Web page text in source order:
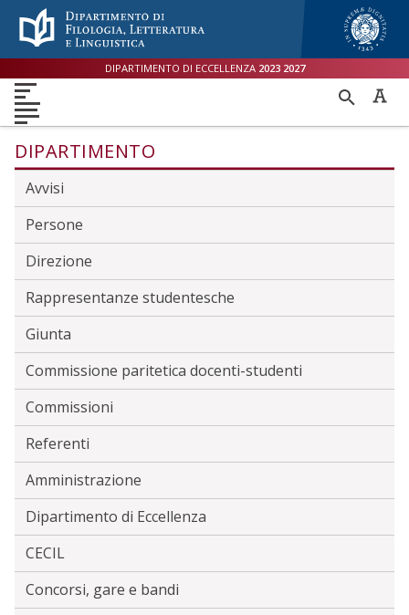
Menù accessibilità
to main menu
to content
DIPARTIMENTO DI ECCELLENZA 2023 2027
DIPARTIMENTO
DIPARTIMENTO
Avvisi
Persone
Direzione
Rappresentanze studentesche
Giunta
Commissione paritetica docenti-studenti
Commissioni
Referenti
Amministrazione
Dipartimento di Eccellenza
CECIL
Concorsi, gare e bandi